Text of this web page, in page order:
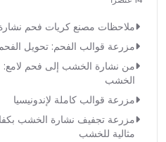
ملاحظات مصنع كريات فحم
مزرعة قوالب الفحم: تحويل
من نشارة الخشب إلى فحم
الخشب
مزرعة قوالب كاملة لإندونيسيا
مزرعة تجفيف نشارة الخشب
مثالية للخشب